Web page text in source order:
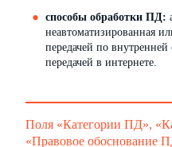
способы обработки ПД:
неавтоматизированная
передачей по
передачей в интернете.
Поля «Категории ПД»,
«Правовое обоснование